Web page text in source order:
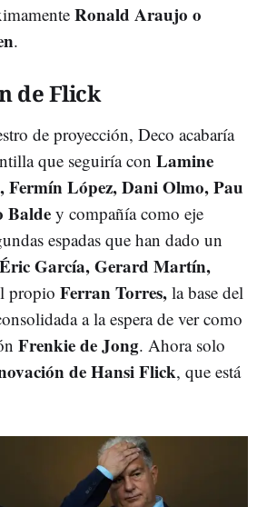
Ronald Araujo o
.
de Flick
de proyección, Deco acabaría
que seguiría con Lamine
Fermín López, Dani Olmo, Pau
Balde y compañía como eje
espadas que han dado un
Éric García, Gerard Martín,
propio Ferran Torres, la base del
a la espera de ver como
Frenkie de Jong. Ahora solo
de Hansi Flick, que está